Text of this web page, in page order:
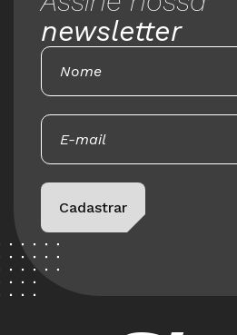
newsletter
Please leave this field
Cadastrar